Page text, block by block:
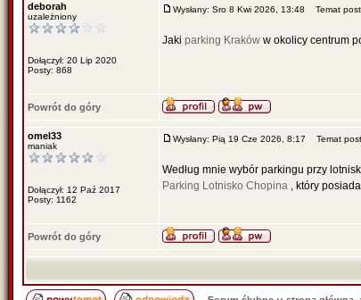
deborah
uzależniony
Dołączył: 20 Lip 2020
Posty: 868
Wysłany: Sro 8 Kwi 2026, 13:48 Temat
Jaki parking Kraków w okolicy centrum
Powrót do góry
omel33
maniak
Dołączył: 12 Paź 2017
Posty: 1162
Wysłany: Pią 19 Cze 2026, 8:17 Temat
Według mnie wybór parkingu przy
Parking Lotnisko Chopina , który
Powrót do góry